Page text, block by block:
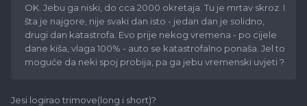
OK. Jebu ga niski, do cca 2000 okretaja. Tu je mrtav skroz. I
šta je najgore, nije svaki dan isto - jedan dan je solidno,
drugi dan katastrofa. Evo prije nekog vremena - po cijele
dane kiša, vlaga 100% - auto se katastrofalno ponaša. Jel to
moguće da neki spoj probija, pa ga jebu vremenski uvjeti ?
Jesi logirao trimove(long i short)?